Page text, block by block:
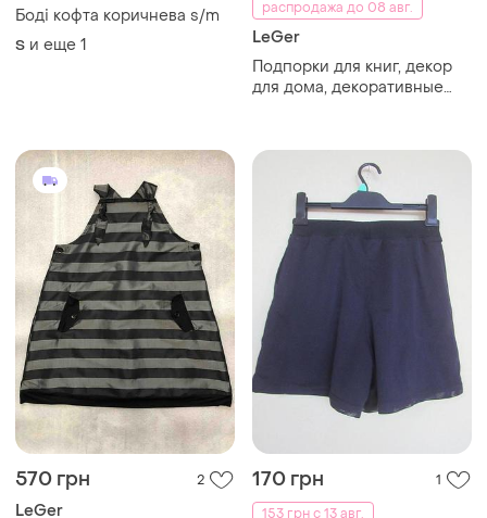
Боді кофта коричнева s/m
S и еще 1
распродажа до 08 авг.
LeGer
Подпорки для книг, декор
для дома, декоративные
570 грн 2
LeGer
170 грн
1
153 грн с 13 авг.